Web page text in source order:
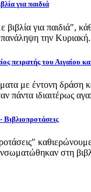
για παιδιά
βιβλία για παιδιά",
την
πειρατής του Αιγαίου
με έντονη δράση
πάντα ιδιαιτέρως
στη